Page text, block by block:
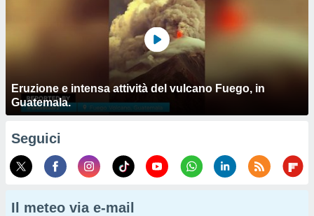
Eruzione e intensa attività del vulcano Fuego, in
Guatemala.
Seguici
Il meteo via e-mail